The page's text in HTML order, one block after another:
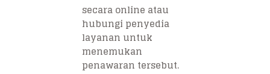
secara online atau
hubungi penyedia
layanan untuk
menemukan
penawaran tersebut.